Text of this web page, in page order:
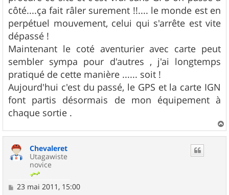
côté....ça fait râler surement !!.... le monde est en
perpétuel mouvement, celui qui s'arrête est vite
dépassé !
Maintenant le coté aventurier avec carte peut
sembler sympa pour d'autres , j'ai longtemps
pratiqué de cette manière ...... soit !
Aujourd'hui c'est du passé, le GPS et la carte IGN
font partis désormais de mon équipement à
chaque sortie .
a
Chevaleret
Utagawiste
novice
M
23 mai 2011, 15:00